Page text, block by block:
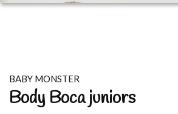
BABY MONSTER
Body Boca juniors